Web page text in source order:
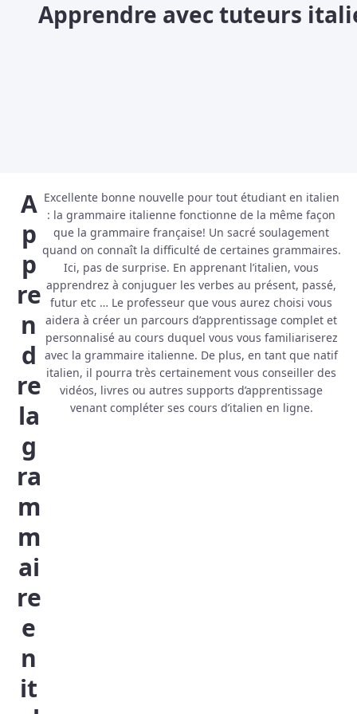
Apprendre avec tuteurs
A
p
p
re
n
d
re
la
g
ra
m
m
ai
re
e
n
it
Excellente bonne nouvelle pour tout étudiant en italien
: la grammaire italienne fonctionne de la même façon
que la grammaire française! Un sacré soulagement
quand on connaît la difficulté de certaines grammaires.
Ici, pas de surprise. En apprenant l’italien, vous
apprendrez à conjuguer les verbes au présent, passé,
futur etc … Le professeur que vous aurez choisi vous
aidera à créer un parcours d’apprentissage complet et
personnalisé au cours duquel vous vous familiariserez
avec la grammaire italienne. De plus, en tant que natif
italien, il pourra très certainement vous conseiller des
vidéos, livres ou autres supports d’apprentissage
venant compléter ses cours d’italien en ligne.